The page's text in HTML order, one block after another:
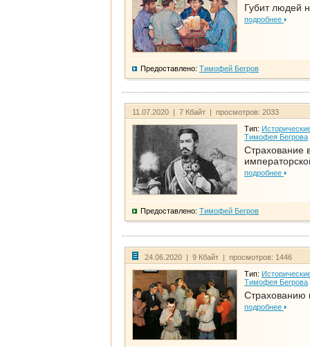
Губит людей
подробнее
Предоставлено: Тимофей Бегров
11.07.2020 | 7 Кбайт | просмотров: 2033
Тип:
Тимофея Бегрова
Страхование
подробнее
Предоставлено: Тимофей Бегров
24.06.2020 | 9 Кбайт | просмотров: 1446
Тип:
Тимофея Бегрова
Страхованию
подробнее